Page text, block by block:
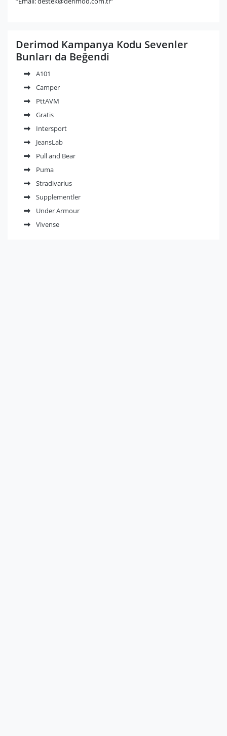
Derimod Kampanya Kodu Sevenler
Bunları da Beğendi
A101
Camper
PttAVM
Gratis
Intersport
JeansLab
Pull and Bear
Puma
Stradivarius
Supplementler
Under Armour
Vivense